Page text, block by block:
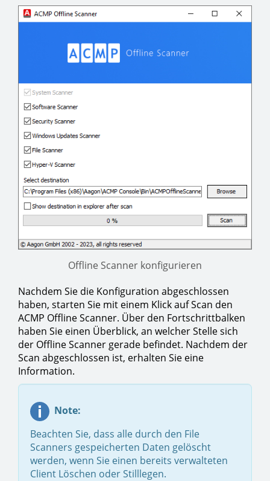
Offline Scanner konfigurieren
Nachdem Sie die Konfiguration abgeschlossen
haben, starten Sie mit einem Klick auf Scan den
ACMP Offline Scanner. Über den Fortschrittbalken
haben Sie einen Überblick, an welcher Stelle sich
der Offline Scanner gerade befindet. Nachdem der
Scan abgeschlossen ist, erhalten Sie eine
Information.
Note:
Beachten Sie, dass alle durch den File
Scanners gespeicherten Daten gelöscht
werden, wenn Sie einen bereits verwalteten
Client Löschen oder Stilllegen.